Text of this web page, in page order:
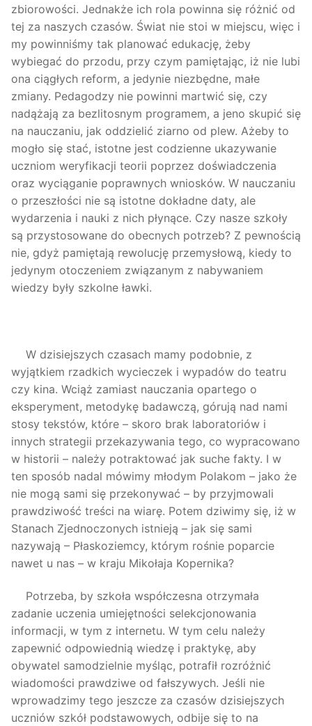
zbiorowości. Jednakże ich rola powinna się różnić od
tej za naszych czasów. Świat nie stoi w miejscu, więc i
my powinniśmy tak planować edukację, żeby
wybiegać do przodu, przy czym pamiętając, iż nie lubi
ona ciągłych reform, a jedynie niezbędne, małe
zmiany. Pedagodzy nie powinni martwić się, czy
nadążają za bezlitosnym programem, a jeno skupić się
na nauczaniu, jak oddzielić ziarno od plew. Ażeby to
mogło się stać, istotne jest codzienne ukazywanie
uczniom weryfikacji teorii poprzez doświadczenia
oraz wyciąganie poprawnych wniosków. W nauczaniu
o przeszłości nie są istotne dokładne daty, ale
wydarzenia i nauki z nich płynące. Czy nasze szkoły
są przystosowane do obecnych potrzeb? Z pewnością
nie, gdyż pamiętają rewolucję przemysłową, kiedy to
jedynym otoczeniem związanym z nabywaniem
wiedzy były szkolne ławki.
W dzisiejszych czasach mamy podobnie, z
wyjątkiem rzadkich wycieczek i wypadów do teatru
czy kina. Wciąż zamiast nauczania opartego o
eksperyment, metodykę badawczą, górują nad nami
stosy tekstów, które – skoro brak laboratoriów i
innych strategii przekazywania tego, co wypracowano
w historii – należy potraktować jak suche fakty. I w
ten sposób nadal mówimy młodym Polakom – jako że
nie mogą sami się przekonywać – by przyjmowali
prawdziwość treści na wiarę. Potem dziwimy się, iż w
Stanach Zjednoczonych istnieją – jak się sami
nazywają – Płaskoziemcy, którym rośnie poparcie
nawet u nas – w kraju Mikołaja Kopernika?
Potrzeba, by szkoła współczesna otrzymała
zadanie uczenia umiejętności selekcjonowania
informacji, w tym z internetu. W tym celu należy
zapewnić odpowiednią wiedzę i praktykę, aby
obywatel samodzielnie myśląc, potrafił rozróżnić
wiadomości prawdziwe od fałszywych. Jeśli nie
wprowadzimy tego jeszcze za czasów dzisiejszych
uczniów szkół podstawowych, odbije się to na